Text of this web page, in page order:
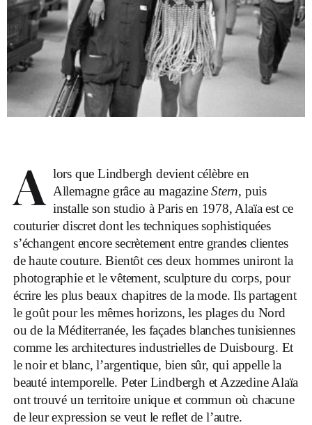
A lors que Lindbergh devient célèbre en
Allemagne grâce au magazineStern, puis
installe son studio à Paris en 1978, Alaïa est ce
couturier discret dont les techniques sophistiquées
s’échangent encore secrètement entre grandes clientes
de haute couture. Bientôt ces deux hommes uniront la
photographie et le vêtement, sculpture du corps, pour
écrire les plus beaux chapitres de la mode. Ils partagent
le goût pour les mêmes horizons, les plages du Nord
ou de la Méditerranée, les façades blanches tunisiennes
comme les architectures industrielles de Duisbourg. Et
le noir et blanc, l’argentique, bien sûr, qui appelle la
beauté intemporelle. Peter Lindbergh et Azzedine Alaïa
ont trouvé un territoire unique et commun où chacune
de leur expression se veut le reflet de l’autre.